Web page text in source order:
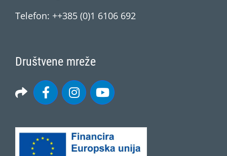
Telefon: ++385 (0)1 6106 692
Društvene mreže